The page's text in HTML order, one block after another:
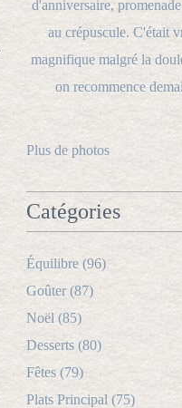
Plus de photos
Catégories
Équilibre (96)
Goûter (87)
Noël (85)
Desserts (80)
Fêtes (79)
Plats Principal (75)